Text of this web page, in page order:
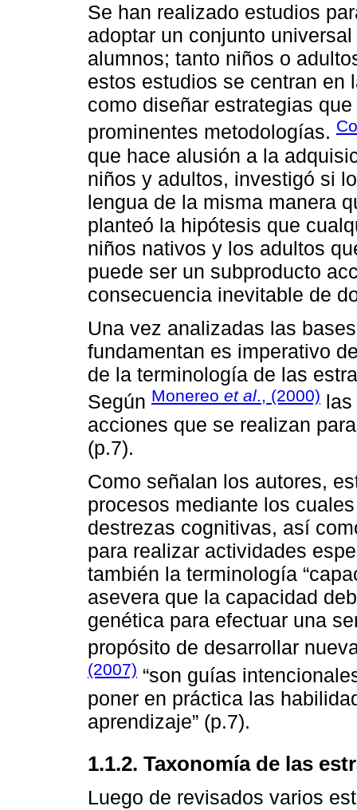
Se han realizado estudios
adoptar un conjunto
alumnos; tanto niños o
estos estudios se centran en
como diseñar estrategias
prominentes metodologías.
que hace alusión a la
niños y adultos, investigó si
lengua de la misma manera
planteó la hipótesis que
niños nativos y los adultos
puede ser un subproducto
consecuencia inevitable de
Una vez analizadas las
fundamentan es imperativo
de la terminología de las
Según Monereo et al., (2000) las
acciones que se realizan
(p.7).
Como señalan los autores,
procesos mediante los
destrezas cognitivas, así
para realizar actividades
también la terminología
asevera que la capacidad
genética para efectuar una
propósito de desarrollar
(2007) “son guías
poner en práctica las
aprendizaje” (p.7).
1.1.2. Taxonomía de las
Luego de revisados varios